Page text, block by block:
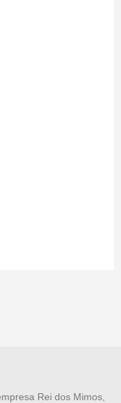
Rei dos Mimos,